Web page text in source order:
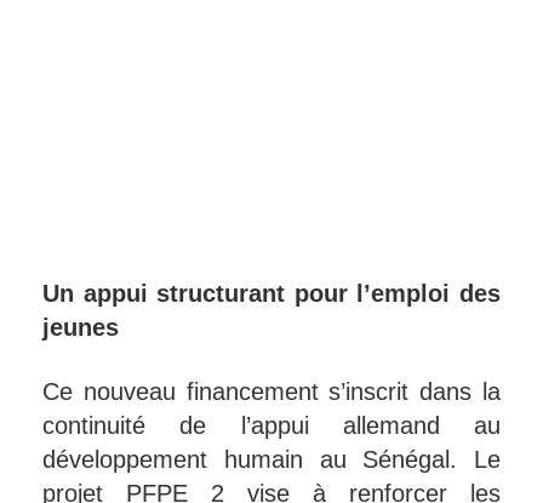
Un appui structurant pour l’emploi des
jeunes
Ce nouveau financement s’inscrit dans la
continuité de l’appui allemand au
développement humain au Sénégal. Le
projet PFPE 2 vise à renforcer les